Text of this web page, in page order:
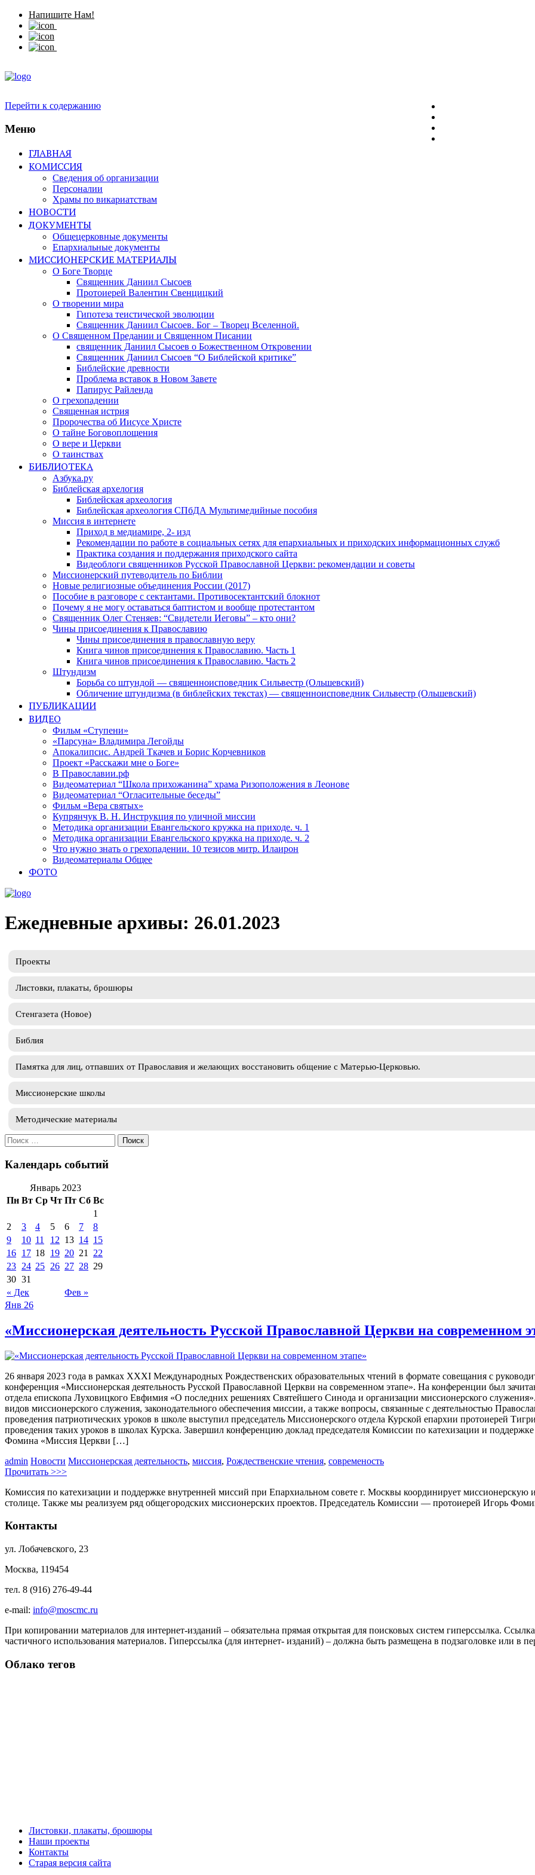
Напишите Нам!
Перейти к содержанию
Меню
ГЛАВНАЯ
КОМИССИЯ
Сведения об организации
Персоналии
Храмы по викариатствам
НОВОСТИ
ДОКУМЕНТЫ
Общецерковные документы
Епархиальные документы
МИССИОНЕРСКИЕ МАТЕРИАЛЫ
О Боге Творце
Священник Даниил Сысоев
Протоиерей Валентин Свенцицкий
О творении мира
Гипотеза теистической эволюции
Священник Даниил Сысоев. Бог – Творец Вселенной.
О Священном Предании и Священном Писании
священник Даниил Сысоев о Божественном Откровении
Священник Даниил Сысоев “О Библейской критике”
Библейские древности
Проблема вставок в Новом Завете
Папирус Райленда
О грехопадении
Священная истрия
Пророчества об Иисусе Христе
О тайне Боговоплощения
О вере и Церкви
О таинствах
БИБЛИОТЕКА
Азбука.ру
Библейская архелогия
Библейская археология
Библейская археология СПбДА Мультимедийные пособия
Миссия в интернете
Приход в медиамире, 2- изд
Рекомендации по работе в социальных сетях для епархиальных и приходских информационных служб
Практика создания и поддержания приходского сайта
Видеоблоги священников Русской Православной Церкви: рекомендации и советы
Миссионерский путеводитель по Библии
Новые религиозные объединения России (2017)
Пособие в разговоре с сектантами. Противосектантский блокнот
Почему я не могу оставаться баптистом и вообще протестантом
Священник Олег Стеняев: “Свидетели Иеговы” – кто они?
Чины присоединения к Православию
Чины присоединения в православную веру
Книга чинов присоединения к Православию. Часть 1
Книга чинов присоединения к Православию. Часть 2
Штундизм
Борьба со штундой — священноисповедник Сильвестр (Ольшевский)
Обличение штундизма (в библейских текстах) — священноисповедник Сильвестр (Ольшевский)
ПУБЛИКАЦИИ
ВИДЕО
Фильм «Ступени»
«Парсуна» Владимира Легойды
Апокалипсис. Андрей Ткачев и Борис Корчевников
Проект «Расскажи мне о Боге»
В Православии.рф
Видеоматериал “Школа прихожанина” храма Ризоположения в Леонове
Видеоматериал “Огласительные беседы”
Фильм «Вера святых»
Купрянчук В. Н. Инструкция по уличной миссии
Методика организации Евангельского кружка на приходе. ч. 1
Методика организации Евангельского кружка на приходе. ч. 2
Что нужно знать о грехопадении. 10 тезисов митр. Илаирон
Видеоматериалы Общее
ФОТО
Ежедневные архивы: 26.01.2023
Проекты
Листовки, плакаты, брошюры
Стенгазета (Новое)
Библия
Памятка для лиц, отпавших от Православия и желающих восстановить общение с Матерью-Церковью.
Миссионерские школы
Методические материалы
Искать:
Календарь событий
Январь 2023
Пн Вт Ср Чт Пт Сб Вс
« Дек Фев »
1
2
3 4 5 6 7
8
9
10 11 12 13 14 15
16 17 18 19 20 21
22
23 24 25 26 27 28 29
30 31
Янв 26
«Миссионерская деятельность Русской Православной Церкви на современном
26 января 2023 года в рамках XXXI Международных Рождественских образовательных чтений в формате совещания с
конференция «Миссионерская деятельность Русской Православной Церкви на современном этапе». На конференции был
отдела епископа Луховицкого Евфимия «О последних решениях Святейшего Синода и организации миссионерского
видов миссионерского служения, законодательного обеспечения миссии, а также вопросы, связанные с деятельностью
проведения патриотических уроков в школе выступил председатель Миссионерского отдела Курской епархии протоиерей
проведения таких уроков в школах Курска. Завершил конференцию доклад председателя Комиссии по катехизации и
Фомина «Миссия Церкви […]
admin Новости Миссионерская деятельность, миссия, Рождественские чтения, современость
Прочитать >>>
Комиссия по катехизации и поддержке внутренней миссий при Епархиальном совете г. Москвы координирует миссионерскую
столице. Также мы реализуем ряд общегородских миссионерских проектов. Председатель Комиссии — протоиерей Игорь
Контакты
ул. Лобачевского, 23
Москва, 119454
тел. 8 (916) 276-49-44
e-mail: info@moscmc.ru
При копировании материалов для интернет-изданий – обязательна прямая открытая для поисковых систем гиперссылка.
частичного использования материалов. Гиперссылка (для интернет- изданий) – должна быть размещена в подзаголовке или в
Облако тегов
Листовки, плакаты, брошюры
Наши проекты
Контакты
Старая версия сайта